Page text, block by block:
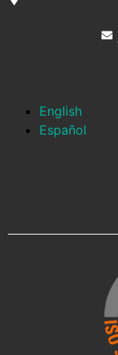
English
Español